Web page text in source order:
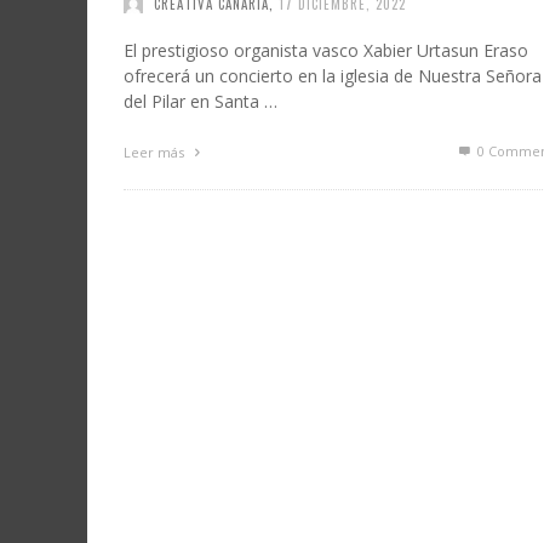
El prestigioso organista vasco Xabier Urtasun Eraso
ofrecerá un concierto en la iglesia de Nuestra Señora
del Pilar en Santa …
Leer más 0